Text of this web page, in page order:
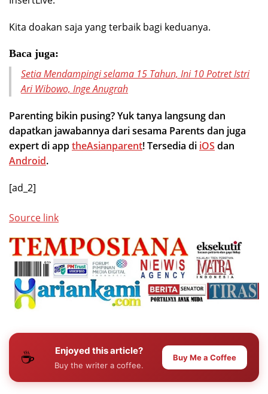
Kita doakan saja yang terbaik bagi keduanya.
Baca juga:
Setia Mendampingi selama 15 Tahun, Ini 10 Potret Istri
Ari Wibowo, Inge Anugrah
Parenting bikin pusing? Yuk tanya langsung dan
dapatkan jawabannya dari sesama Parents dan juga
expert di apptheAsianparent! Tersedia di iOS dan
Android.
[ad_2]
Source link
☕ Enjoyed this article?
Buy the writer a coffee.
Buy Me a Coffee